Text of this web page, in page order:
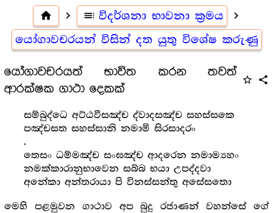
home navigate_next toc විදර්ශනා භාවනා ක්‍රමය navigate_next
යෝගාවචරයන් විසින් දත යුතු විශේෂ කරුණු
යෝගාවචරයත් භාවිත කරන තවත්
ආරක්ෂක ගාථා දෙකක්
star_outline share
සම්බුද්ධෙ අට්ඨවීසඤ්ච ද්වාදසඤ්ච සහස්සකෙ
පඤ්චසත සහස්සානි නමාමි සිරසාදරං
.
තෙසං ධම්මඤ්ච සංඝඤ්ච ආදරෙන නමාම්‍යහං
නමක්කාරානුභාවෙන සබ්බ භයා උපද්දවා
අනේකා අන්තරායා පි විනස්සන්තු අසේසතො
මෙහි පළමුවන ගාථාව අප බුදු රජාණන් වහන්සේ ගේ